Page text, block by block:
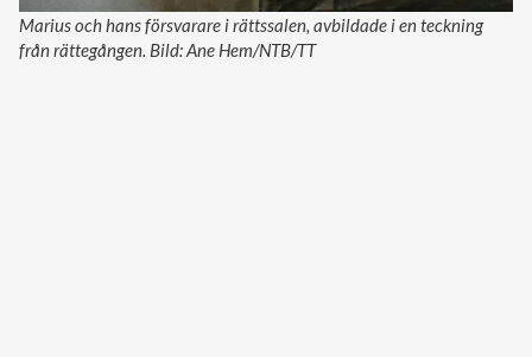
Marius och hans försvarare i rättssalen, avbildade i en teckning
från rättegången. Bild: Ane Hem/NTB/TT